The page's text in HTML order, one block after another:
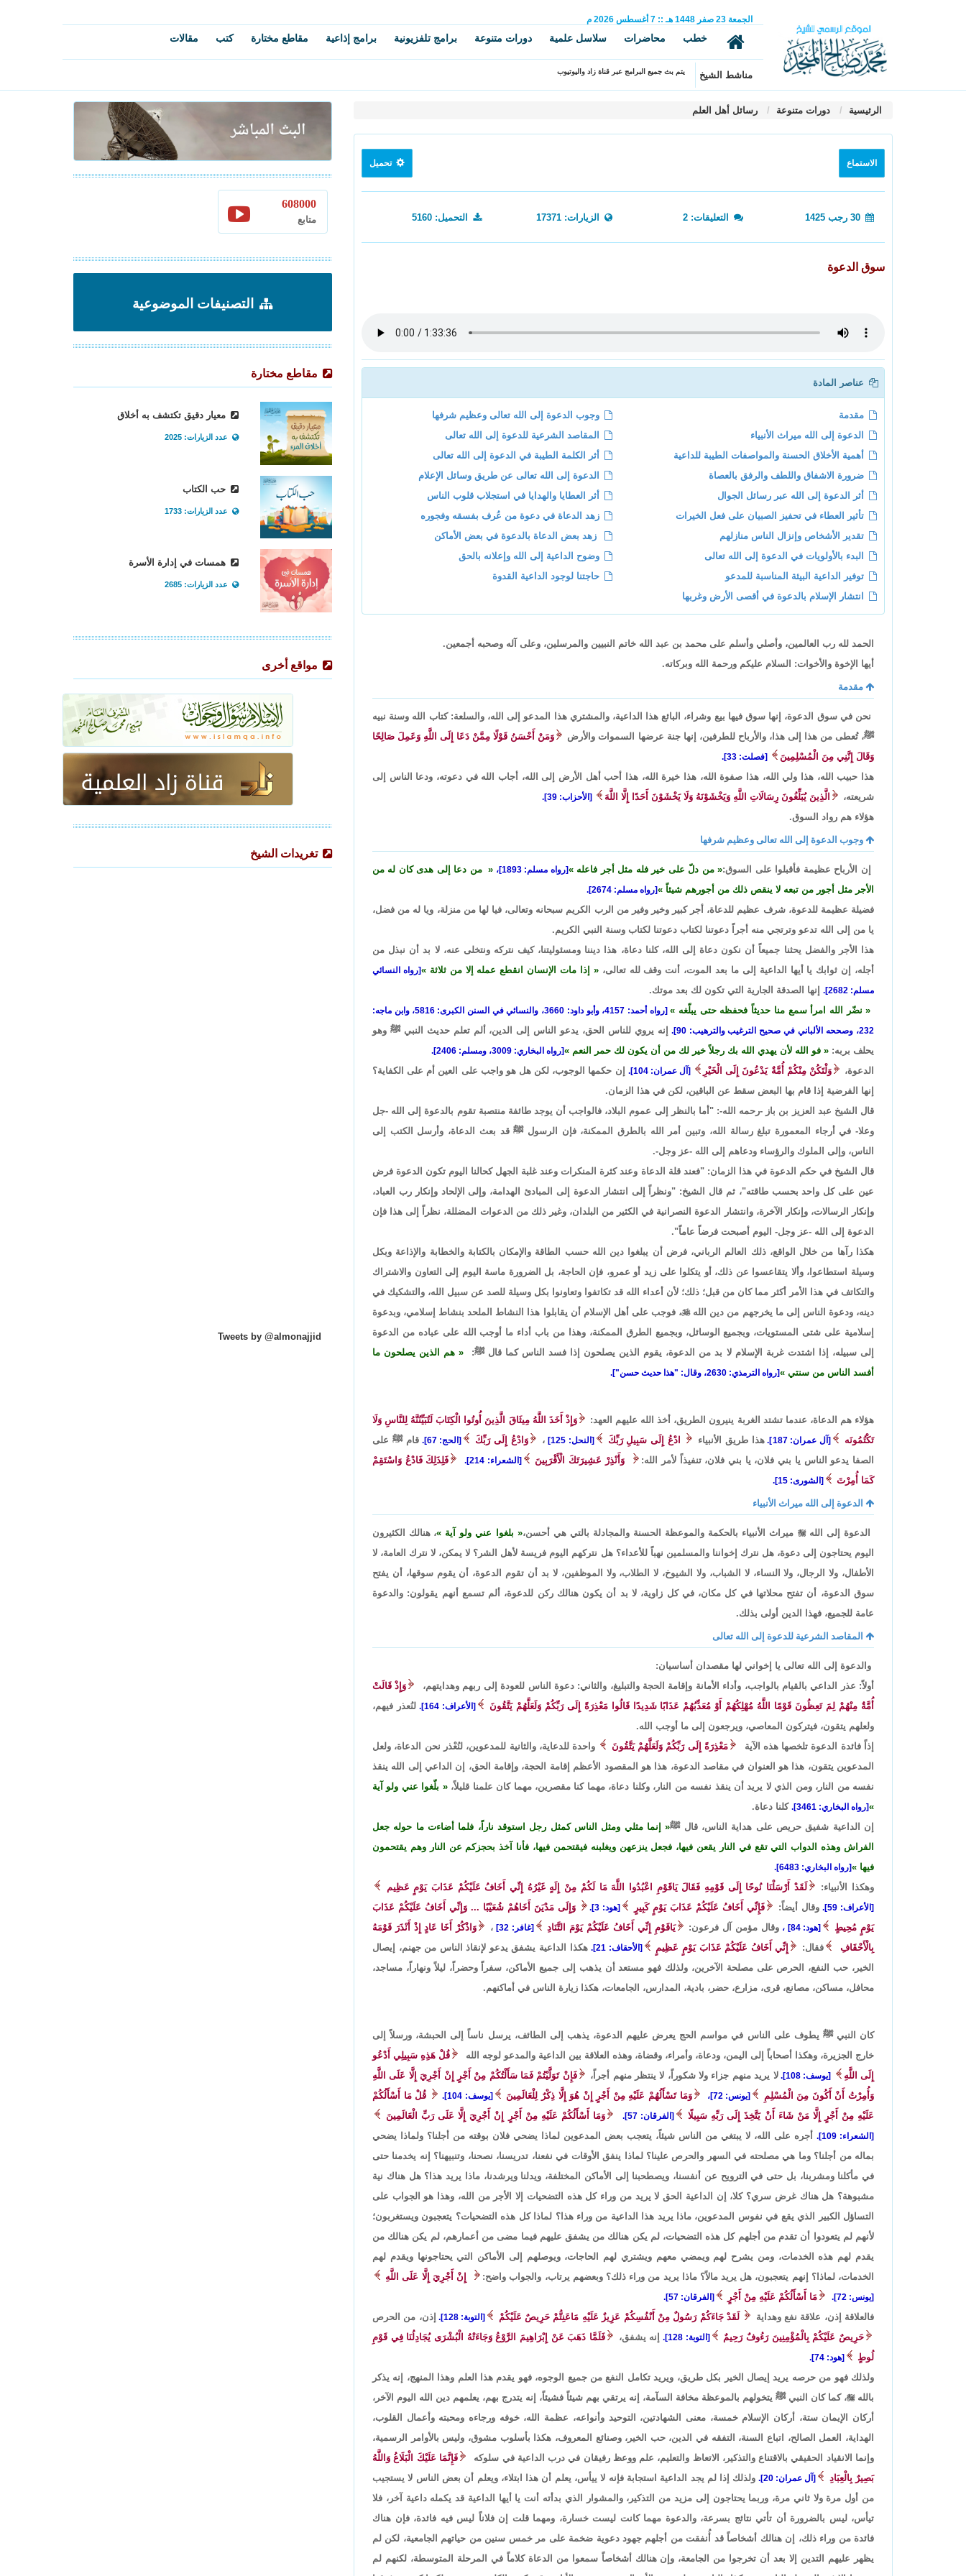
الجمعة 23 صفر 1448 هـ ::
7 أغسطس 2026 م
خطب محاضرات سلاسل علمية دورات متنوعة برامج تلفزيونية برامج إذاعية مقاطع مختارة كتب مقالات
مناشط الشيخ يتم بث جميع البرامج عبر قناة زاد واليوتيوب
الرئيسية دورات متنوعة رسائل أهل العلم
الاستماع تحميل
التعليقات: 2 الزيارات: 17371 التحميل: 5160
سوق الدعوة
عناصر المادة
مقدمة
وجوب الدعوة إلى الله تعالى وعظيم شرفها
الدعوة إلى الله ميراث الأنبياء
المقاصد الشرعية للدعوة إلى الله تعالى
أهمية الأخلاق الحسنة والمواصفات الطيبة للداعية
أثر الكلمة الطيبة في الدعوة إلى الله تعالى
ضرورة الاشفاق واللطف والرفق بالعصاة
الدعوة إلى الله تعالى عن طريق وسائل الإعلام
أثر الدعوة إلى الله عبر رسائل الجوال
أثر العطايا والهدايا في استجلاب قلوب الناس
تأثير العطاء في تحفيز الصبيان على فعل الخيرات
زهد الدعاة في دعوة من عُرف بفسقه وفجوره
تقدير الأشخاص وإنزال الناس منازلهم
زهد بعض الدعاة بالدعوة في بعض الأماكن
البدء بالأولويات في الدعوة إلى الله تعالى
وضوح الداعية إلى الله وإعلانه بالحق
توفير الداعية البيئة المناسبة للمدعو
حاجتنا لوجود الداعية القدوة
انتشار الإسلام بالدعوة في أقصى الأرض وغربها
الحمد لله رب العالمين، وأصلي وأسلم على محمد بن عبد الله خاتم النبيين والمرسلين، وعلى آله وصحبه أجمعين.
أيها الإخوة والأخوات: السلام عليكم ورحمة الله وبركاته.
مقدمة
نحن في سوق الدعوة، إنها سوق فيها بيع وشراء، البائع هذا الداعية، والمشتري هذا المدعو إلى الله، والسلعة: كتاب الله وسنة نبيه
ﷺ، تُعطى من هذا إلى هذا، والأرباح للطرفين، إنها جنة عرضها السموات والأرض
وَمَنْ أَحْسَنُ قَوْلًا مِمَّنْ دَعَا إِلَى اللَّهِ وَعَمِلَ صَالِحًا
وَقَالَ إِنَّنِي مِنَ الْمُسْلِمِينَ
[فصلت: 33].
هذا حبيب الله، هذا ولي الله، هذا صفوة الله، هذا خيرة الله، هذا أحب أهل الأرض إلى الله، أجاب الله في دعوته، ودعا الناس إلى
شريعته،
الَّذِينَ يُبَلِّغُونَ رِسَالَاتِ اللَّهِ وَيَخْشَوْنَهُ وَلَا يَخْشَوْنَ أَحَدًا إِلَّا اللَّهَ [الأحزاب: 39].
هؤلاء هم رواد السوق.
وجوب الدعوة إلى الله تعالى وعظيم شرفها
إن الأرباح عظيمة فأقبلوا على السوق: من دلّ على خير فله مثل أجر فاعله [رواه مسلم: 1893]،
من دعا إلى هدى كان له من
الأجر مثل أجور من تبعه لا ينقص ذلك من أجورهم شيئاً
[رواه مسلم: 2674].
فضيلة عظيمة للدعوة، شرف عظيم للدعاة، أجر كبير وخير وفير من الرب الكريم سبحانه وتعالى، فيا لها من منزلة، ويا له من فضل،
يا من إلى الله تدعو وترتجي منه أجراً دعوتنا لكتاب دعوتنا لكتاب وسنة النبي الكريم.
هذا الأجر والفضل يحثنا جميعاً أن نكون دعاة إلى الله، كلنا دعاة، هذا ديننا ومسئوليتنا، كيف نتركه ونتخلى عنه، لا بد أن نبذل من
أجله، إن ثوابك يا أيها الداعية إلى ما بعد الموت، أنت وقف لله تعالى،
إذا مات الإنسان انقطع عمله إلا من ثلاثة
[رواه النسائي
مسلم: 2682].
إنها الصدقة الجارية التي تكون لك بعد موتك.
نضّر الله امرأ سمع منا حديثاً فحفظه حتى يبلّغه
[رواه أحمد: 4157، وأبو داود: 3660، والنسائي في السنن الكبرى: 5816، وابن ماجه:
232، وصححه الألباني في صحيح الترغيب والترهيب: 90].
إنه يروي للناس الحق، يدعو الناس إلى الدين، ألم تعلم حديث النبي ﷺ وهو
يحلف بربه:
فو الله لأن يهدي الله بك رجلاً خير لك من أن يكون لك حمر النعم [رواه البخاري: 3009، ومسلم: 2406].
الدعوة، وَلْتَكُنْ مِنْكُمْ أُمَّةٌ يَدْعُونَ إِلَى الْخَيْرِ [آل عمران: 104].
إن حكمها الوجوب، لكن هل هو واجب على العين أم على الكفاية؟
إنها الفرضية إذا قام بها البعض سقط عن الباقين، لكن في هذا الزمان.
قال الشيخ عبد العزيز بن باز -رحمه الله-: "أما بالنظر إلى عموم البلاد، فالواجب أن يوجد طائفة منتصبة تقوم بالدعوة إلى الله -جل
وعلا- في أرجاء المعمورة تبلغ رسالة الله، وتبين أمر الله بالطرق الممكنة، فإن الرسول ﷺ قد بعث الدعاة، وأرسل الكتب إلى
الناس، وإلى الملوك والرؤساء ودعاهم إلى الله -عز وجل-.
قال الشيخ في حكم الدعوة في هذا الزمان: "فعند قلة الدعاة وعند كثرة المنكرات وعند غلبة الجهل كحالنا اليوم تكون الدعوة فرض
عين على كل واحد بحسب طاقته"، ثم قال الشيخ: "ونظراً إلى انتشار الدعوة إلى المبادئ الهدامة، وإلى الإلحاد وإنكار رب العباد،
وإنكار الرسالات، وإنكار الآخرة، وانتشار الدعوة النصرانية في الكثير من البلدان، وغير ذلك من الدعوات المضللة، نظراً إلى هذا فإن
الدعوة إلى الله -عز وجل- اليوم أصبحت فرضاً عاماً".
هكذا رآها من خلال الواقع، ذلك العالم الرباني، فرض أن يبلغوا دين الله حسب الطاقة والإمكان بالكتابة والخطابة والإذاعة وبكل
وسيلة استطاعوا، وألا يتقاعسوا عن ذلك، أو يتكلوا على زيد أو عمرو، فإن الحاجة، بل الضرورة ماسة اليوم إلى التعاون والاشتراك
والتكاتف في هذا الأمر أكثر مما كان من قبل؛ ذلك؛ لأن أعداء الله قد تكاتفوا وتعاونوا بكل وسيلة للصد عن سبيل الله، والتشكيك في
دينه، ودعوة الناس إلى ما يخرجهم من دين الله، فوجب على أهل الإسلام أن يقابلوا هذا النشاط الملحد بنشاط إسلامي، وبدعوة
إسلامية على شتى المستويات، وبجميع الوسائل، وبجميع الطرق الممكنة، وهذا من باب أداء ما أوجب الله على عباده من الدعوة
إلى سبيله، إذا اشتدت غربة الإسلام لا بد من الدعوة، يقوم الذين يصلحون إذا فسد الناس كما قال ﷺ:
هم الذين يصلحون ما
أفسد الناس من سنتي
[رواه الترمذي: 2630، وقال: "هذا حديث حسن"].
هؤلاء هم الدعاة، عندما تشتد الغربة ينيرون الطريق، أخذ الله عليهم العهد:
وَإِذْ أَخَذَ اللَّهُ مِيثَاقَ الَّذِينَ أُوتُوا الْكِتَابَ لَتُبَيِّنُنَّهُ لِلنَّاسِ وَلَا
تَكْتُمُونَه
[آل عمران: 187]. هذا طريق الأنبياء ادْعُ إِلَى سَبِيلِ رَبِّكَ [النحل: 125] ، وَادْعُ إِلَى رَبِّكَ [الحج: 67].
قام ﷺ على
الصفا يدعو الناس يا بني فلان، يا بني فلان، تنفيذاً لأمر الله:
وَأَنْذِرْ عَشِيرَتَكَ الْأَقْرَبِينَ [الشعراء: 214].
فَلِذَلِكَ فَادْعُ وَاسْتَقِمْ
كَمَا أُمِرْتَ
[الشورى: 15].
الدعوة إلى الله ميراث الأنبياء
الدعوة إلى الله ميراث الأنبياء بالحكمة والموعظة الحسنة والمجادلة بالتي هي أحسن، بلغوا عني ولو آية
، هنالك الكثيرون
اليوم يحتاجون إلى دعوة، هل نترك إخواننا والمسلمين نهباً للأعداء؟ هل نتركهم اليوم فريسة لأهل الشر؟ لا يمكن، لا نترك العامة، لا
الأطفال، ولا الرجال، ولا النساء، لا الشباب، ولا الشيوخ، لا الطلاب، ولا الموظفين، لا بد أن تقوم الدعوة، أن يقوم سوقها، أن يفتح
سوق الدعوة، أن تفتح محلاتها في كل مكان، في كل زاوية، لا بد أن يكون هنالك ركن للدعوة، ألم تسمع أنهم يقولون: والدعوة
عامة للجميع، فهذا الدين أولى بذلك.
المقاصد الشرعية للدعوة إلى الله تعالى
والدعوة إلى الله تعالى يا إخواني لها مقصدان أساسيان:
أولاً: عذر الداعي بالقيام بالواجب، وأداء الأمانة وإقامة الحجة والتبليغ، والثاني: دعوة الناس للعودة إلى ربهم وهدايتهم،
وَإِذْ قَالَتْ
أُمَّةٌ مِنْهُمْ لِمَ تَعِظُونَ قَوْمًا اللَّهُ مُهْلِكُهُمْ أَوْ مُعَذِّبُهُمْ عَذَابًا شَدِيدًا قَالُوا مَعْذِرَةً إِلَى رَبِّكُمْ وَلَعَلَّهُمْ يَتَّقُونَ
[الأعراف: 164].
لنُعذر فيهم،
ولعلهم يتقون، فيتركون المعاصي، ويرجعون إلى ما أوجب الله.
إذاً فائدة الدعوة تلخصها هذه الآية
مَعْذِرَةً إِلَى رَبِّكُمْ وَلَعَلَّهُمْ يَتَّقُونَ
واحدة للدعاية، والثانية للمدعوين، لنُعْذر نحن الدعاة، ولعل
المدعوين يتقون، هذا هو العنوان في مقاصد الدعوة، هذا هو المقصود الأعظم إقامة الحجة، وإقامة الحق، إن الداعي إلى الله ينقذ
نفسه من النار، ومن الذي لا يريد أن ينقذ نفسه من النار، وكلنا دعاة، مهما كنا مقصرين، مهما كان علمنا قليلاً،
بلّغوا عني ولو آية
[رواه البخاري: 3461].
كلنا دعاة.
إن الداعية شفيق حريص على هداية الناس، قال ﷺ
إنما مثلي ومثل الناس كمثل رجل استوقد ناراً، فلما أضاءت ما حوله جعل
الفراش وهذه الدواب التي تقع في النار يقعن فيها، فجعل ينزعهن ويغلبنه فيقتحمن فيها، فأنا آخذ بحجزكم عن النار وهم يقتحمون
فيها
[رواه البخاري: 6483].
وهكذا الأنبياء: لَقَدْ أَرْسَلْنَا نُوحًا إِلَى قَوْمِهِ فَقَالَ يَاقَوْمِ اعْبُدُوا اللَّهَ مَا لَكُمْ مِنْ إِلَهٍ غَيْرُهُ إِنِّي أَخَافُ عَلَيْكُمْ عَذَابَ يَوْمٍ عَظِيم
[الأعراف: 59]. وقال أيضاً: فَإِنِّي أَخَافُ عَلَيْكُمْ عَذَابَ يَوْمٍ كَبِيرٍ [هود: 3].
وَإِلَى مَدْيَنَ أَخَاهُمْ شُعَيْبًا ... وَإِنِّي أَخَافُ عَلَيْكُمْ عَذَابَ
يَوْمٍ مُحِيطٍ
[هود: 84] ، وقال مؤمن آل فرعون: يَاقَوْمِ إِنِّي أَخَافُ عَلَيْكُمْ يَوْمَ التَّنَادِ [غافر: 32] ،
وَاذْكُرْ أَخَا عَادٍ إِذْ أَنْذَرَ قَوْمَهُ
بِالْأَحْقَافِ
فقال: إِنِّي أَخَافُ عَلَيْكُمْ عَذَابَ يَوْمٍ عَظِيمٍ [الأحقاف: 21].
هكذا الداعية يشفق يدعو لإنقاذ الناس من جهنم، إيصال
الخير، حب النفع، الحرص على مصلحة الآخرين، ولذلك فهو مستعد أن يذهب إلى جميع الأماكن، سفراً وحضراً، ليلاً ونهاراً، مساجد،
محافل، مساكن، مصانع، قرى، مزارع، حضر، بادية، المدارس، الجامعات، هكذا زيارة الناس في أماكنهم.
كان النبي ﷺ يطوف على الناس في مواسم الحج يعرض عليهم الدعوة، يذهب إلى الطائف، يرسل ناساً إلى الحبشة، ورسلاً إلى
خارج الجزيرة، وهكذا أصحاباً إلى اليمن، ودعاة، وأمراء، وقضاة، وهذه العلاقة بين الداعية والمدعو لوجه الله
قُلْ هَذِهِ سَبِيلِي أَدْعُو
إِلَى اللَّهِ
[يوسف: 108]. لا يريد منهم جزاء ولا شكوراً، لا ينتظر منهم أجراً،
فَإِنْ تَوَلَّيْتُمْ فَمَا سَأَلْتُكُمْ مِنْ أَجْرٍ إِنْ أَجْرِيَ إِلَّا عَلَى اللَّهِ
وَأُمِرْتُ أَنْ أَكُونَ مِنَ الْمُسْلِمِ
[يونس: 72]، وَمَا تَسْأَلُهُمْ عَلَيْهِ مِنْ أَجْرٍ إِنْ هُوَ إِلَّا ذِكْرٌ لِلْعَالَمِينَ [يوسف: 104].
قُلْ مَا أَسْأَلُكُمْ
عَلَيْهِ مِنْ أَجْرٍ إِلَّا مَنْ شَاءَ أَنْ يَتَّخِذَ إِلَى رَبِّهِ سَبِيلًا
[الفرقان: 57]. وَمَا أَسْأَلُكُمْ عَلَيْهِ مِنْ أَجْرٍ إِنْ أَجْرِيَ إِلَّا عَلَى رَبِّ الْعَالَمِينَ
[الشعراء: 109].
أجره على الله، لا يبتغي من الناس شيئاً، يتعجب بعض المدعوين لماذا يضحي فلان بوقته من أجلنا؟ ولماذا يضحي
بماله من أجلنا؟ وما هي مصلحته في السهر والحرص علينا؟ لماذا ينفق الأوقات في نفعنا، تدريسنا، نصحنا، وتنبيهنا؟ إنه يخدمنا حتى
في مأكلنا ومشربنا، بل حتى في الترويح عن أنفسنا، ويصطحبنا إلى الأماكن المختلفة، ويدلنا ويرشدنا، ماذا يريد هذا؟ هل هناك نية
مشبوهة؟ هل هناك غرض سري؟ كلا، إن الداعية الحق لا يريد من وراء كل هذه التضحيات إلا الأجر من الله، وهذا هو الجواب على
التساؤل الكبير الذي يقع في نفوس المدعوين، ماذا يريد هذا الداعية من وراء هذا؟ لماذا كل هذه التضحيات؟ يتعجبون ويستغربون؛
لأنهم لم يتعودوا أن تقدم من أجلهم كل هذه التضحيات، لم يكن هنالك من يشفق عليهم فيما مضى من أعمارهم، لم يكن هنالك من
يقدم لهم هذه الخدمات، ومن يشرح لهم ويمضي معهم ويشتري لهم الحاجات، ويوصلهم إلى الأماكن التي يحتاجونها ويقدم لهم
الخدمات، لماذا؟ إنهم يتعجبون، هل يريد مالاً؟ ماذا يريد من وراء ذلك؟ وبعضهم يرتاب، والجواب واضح:
إِنْ أَجْرِيَ إِلَّا عَلَى اللَّهِ
[يونس: 72]. مَا أَسْأَلُكُمْ عَلَيْهِ مِنْ أَجْرٍ [الفرقان: 57].
فالعلاقة إذن، علاقة نفع وهداية لَقَدْ جَاءَكُمْ رَسُولٌ مِنْ أَنْفُسِكُمْ عَزِيزٌ عَلَيْهِ مَاعَنِتُّمْ حَرِيصٌ عَلَيْكُمْ [التوبة: 128].
إذن، من الحرص
حَرِيصٌ عَلَيْكُمْ بِالْمُؤْمِنِينَ رَءُوفٌ رَحِيمٌ
[التوبة: 128]. إنه يشفق،
فَلَمَّا ذَهَبَ عَنْ إِبْرَاهِيمَ الرَّوْعُ وَجَاءَتْهُ الْبُشْرَى يُجَادِلُنَا فِي قَوْمِ
لُوطٍ
[هود: 74].
ولذلك فهو من حرصه يريد إيصال الخير بكل طريق، ويريد تكامل النفع من جميع الوجوه، فهو يقدم هذا العلم وهذا المنهج، إنه يذكر
بالله، كما كان النبي ﷺ يتخولهم بالموعظة مخافة السآمة، إنه يرتقي بهم شيئاً فشيئاً، إنه يتدرج بهم، يعلمهم دين الله اليوم الآخر،
أركان الإيمان ستة، أركان الإسلام خمسة، معنى الشهادتين، التوحيد وأنواعه، عظمة الله، خوفه ورجاءه ومحبته وأعمال القلوب،
الهداية، العمل الصالح، اتباع السنة، التفقه في الدين، حب الخير، وصنائع المعروف، هكذا بأسلوب مشوق، وليس بالأوامر الرسمية،
وإنما الانقياد الحقيقي بالاقتناع والتذكير، الاتعاظ والتعليم، علم ووعظ رفيقان في درب الداعية في سلوكه
فَإِنَّمَا عَلَيْكَ الْبَلَاغُ وَاللَّهُ
بَصِيرٌ بِالْعِبَادِ
[آل عمران: 20].
ولذلك إذا لم يجد الداعية استجابة فإنه لا ييأس، يعلم أن هذا ابتلاء، ويعلم أن بعض الناس لا يستجيب
من أول مرة ولا ثاني مرة، وربما يحتاجون إلى مزيد من التذكير، والمشوار الذي بدأته أنت يا أيها الداعية قد يكمله داعية آخر، فلا
تيأس، ليس بالضرورة أن تأتي نتائج بسرعة، والدعوة مهما كانت ليست خسارة، ومهما قلت إن فلاناً ليس فيه فائدة، فإن هناك
فائدة من وراء ذلك، إن هنالك أشخاصاً قد أُنفقت من أجلهم جهود دعوية ضخمة على مر خمس سنين من حياتهم الجامعية، لكن لم
يظهر عليهم التدين إلا بعد أن تخرجوا من الجامعة، وإن هنالك أشخاصاً سمعوا من الدعاة كلاماً في المرحلة المتوسطة، لكنهم لم
608000
متابع
التصنيفات الموضوعية
مقاطع مختارة
معيار دقيق تكتشف به أخلاق
عدد الزيارات: 2025
حب الكتاب
عدد الزيارات: 1733
همسات في إدارة الأسرة
عدد الزيارات: 2685
مواقع أخرى
تغريدات الشيخ
Tweets by @almonajjid